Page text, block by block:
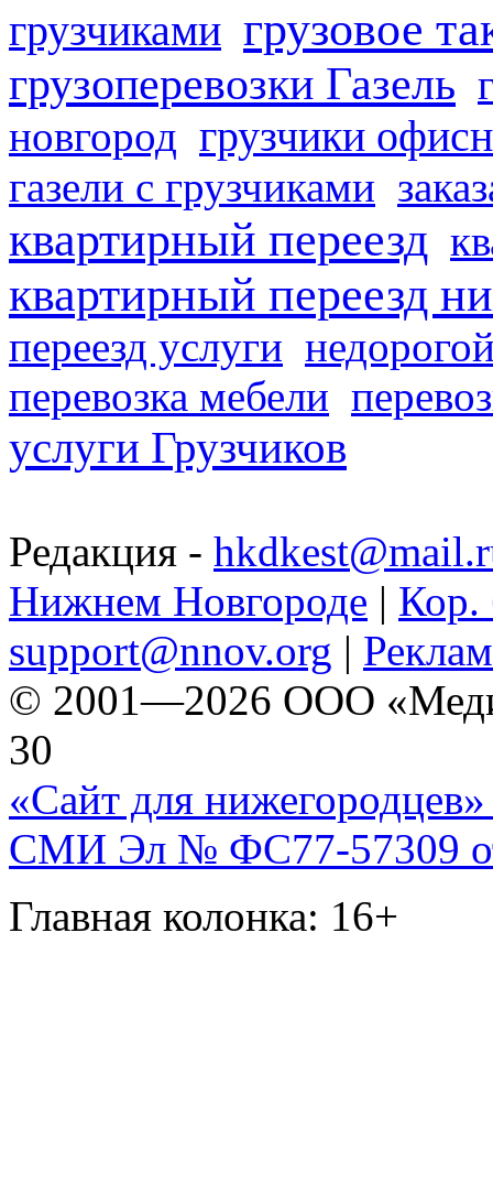
грузчиками грузовое
грузоперевозки Газель
новгород грузчики
газели с грузчиками
квартирный переезд
квартирный переезд
переезд услуги
перевозка мебели
услуги Грузчиков
Редакция -
Нижнем Новгороде | Кор.
support@nnov.org |
© 2001—2026 ООО
30
«Сайт для нижегородцев»
СМИ Эл № ФС77-57309
Главная колонка: 16+